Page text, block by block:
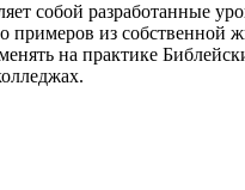
собой разработанные
из собственной
на практике